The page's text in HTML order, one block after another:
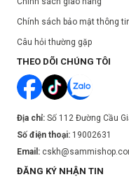
Chính sách bảo mật thông
Câu hỏi thường gặp
THEO DÕI CHÚNG TÔI
Địa chỉ: Số 112 Đường Cầu
Số điện thoại: 19002631
Email:
ĐĂNG KÝ NHẬN TIN